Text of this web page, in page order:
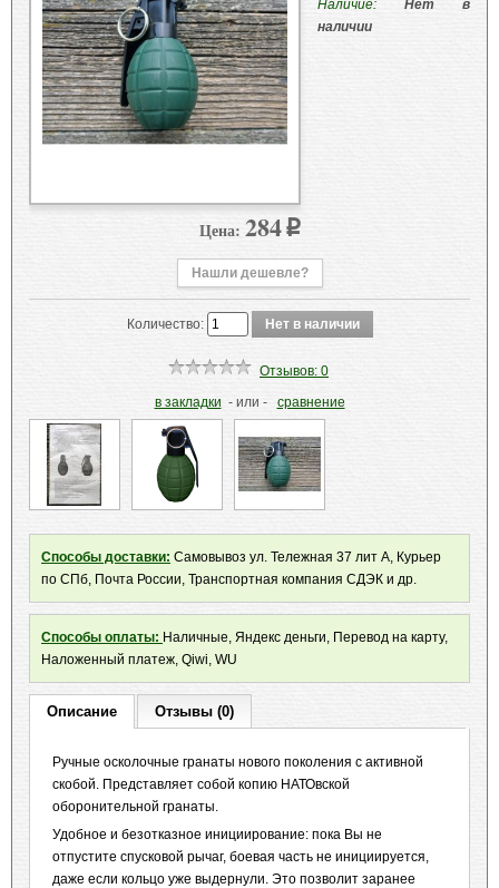
Наличие: Нет в
наличии
Цена: 284p
Нашли дешевле?
Количество:
Отзывов: 0
в закладки - или - сравнение
Способы доставки: Самовывоз ул. Тележная 37 лит А, Курьер
по СПб, Почта России, Транспортная компания СДЭК и др.
Способы оплаты: Наличные, Яндекс деньги, Перевод на карту,
Наложенный платеж, Qiwi, WU
Описание Отзывы (0)
Ручные осколочные гранаты нового поколения с активной
скобой. Представляет собой копию НАТОвской
оборонительной гранаты.
Удобное и безотказное инициирование: пока Вы не
отпустите спусковой рычаг, боевая часть не инициируется,
даже если кольцо уже выдернули. Это позволит заранее